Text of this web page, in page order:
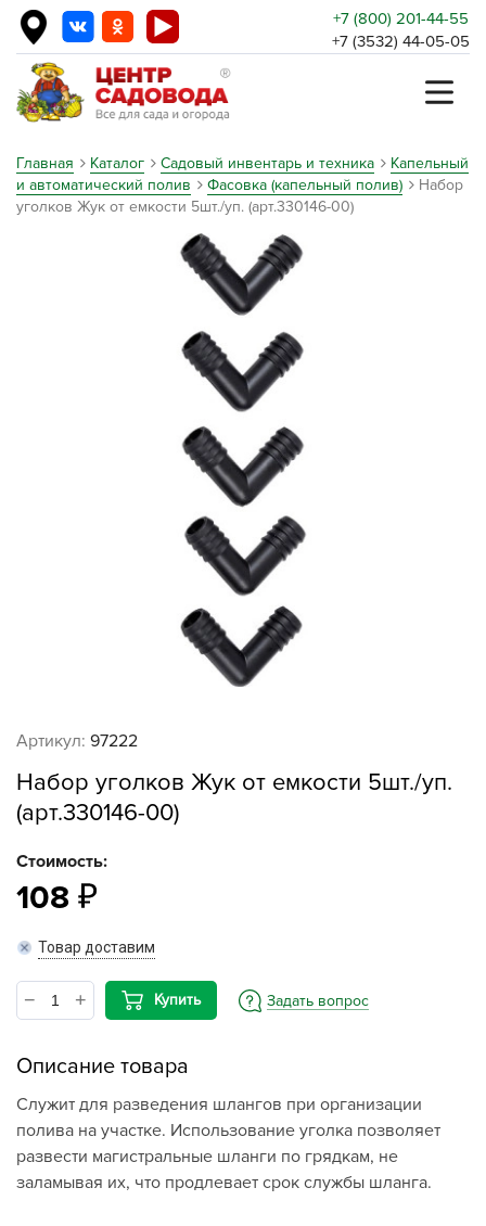
+7 (800) 201-44-55
+7 (3532) 44-05-05
Главная Каталог Садовый инвентарь и техника
Капельный
и автоматический полив
Фасовка (капельный полив)
Набор
уголков Жук от емкости 5шт./уп. (арт.330146-00)
Артикул: 97222
Набор уголков Жук от емкости 5шт./уп.
(арт.330146-00)
Стоимость:
108
Товар доставим
Купить Задать вопрос
Описание товара
Служит для разведения шлангов при организации
полива на участке. Использование уголка позволяет
развести магистральные шланги по грядкам, не
заламывая их, что продлевает срок службы шланга.